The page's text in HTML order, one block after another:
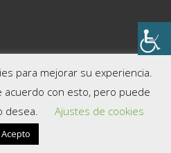
para mejorar su experiencia.
con esto, pero puede
desea.
Ajustes de cookies
Acepto